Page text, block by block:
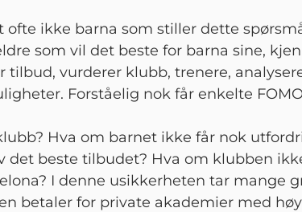
ofte ikke barna som stiller dette
som vil det beste for barna sine,
tilbud, vurderer klubb, trenere,
Forståelig nok får enkelte
Hva om barnet ikke får nok
det beste tilbudet? Hva om klubben
I denne usikkerheten tar mange
betaler for private akademier med